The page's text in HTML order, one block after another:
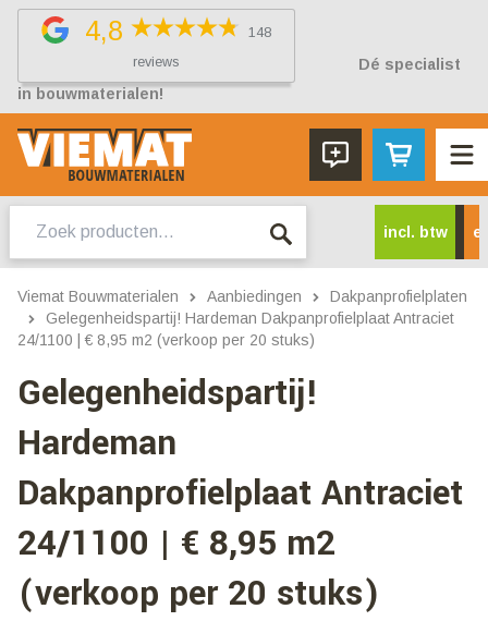
4,8
148
reviews
Dé specialist
in bouwmaterialen!
naar:
incl. btw
Viemat Bouwmaterialen Aanbiedingen
Dakpanprofielplaten
Gelegenheidspartij! Hardeman Dakpanprofielplaat Antraciet
24/1100 | € 8,95 m2 (verkoop per 20 stuks)
Gelegenheidspartij!
Hardeman
Dakpanprofielplaat Antraciet
24/1100 | € 8,95 m2
(verkoop per 20 stuks)